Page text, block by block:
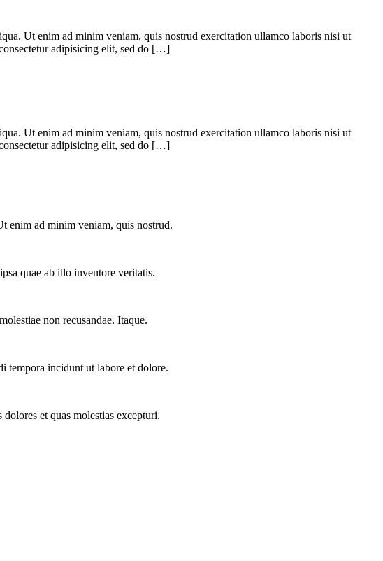
Ut enim ad minim veniam, quis nostrud exercitation ullamco laboris nisi ut
adipisicing elit, sed do […]
Ut enim ad minim veniam, quis nostrud exercitation ullamco laboris nisi ut
adipisicing elit, sed do […]
enim ad minim veniam, quis nostrud.
quae ab illo inventore veritatis.
non recusandae. Itaque.
tempora incidunt ut labore et dolore.
et quas molestias excepturi.